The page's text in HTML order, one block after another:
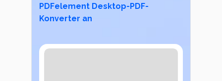
PDF Signieren
PDF-Software-Vergleich
PDFelement Desktop-PDF-
Konverter an